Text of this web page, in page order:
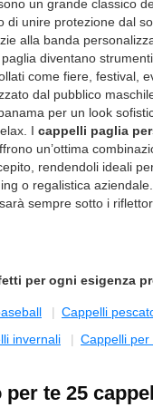
un grande classico
di unire protezione dal
alla banda
diventano
come fiere, festival,
dal pubblico
per un look
I cappelli paglia
un’ottima
rendendoli ideali
o regalistica
sempre sotto i
per ogni esigenza
Cappelli
invernali Cappelli per
te 25